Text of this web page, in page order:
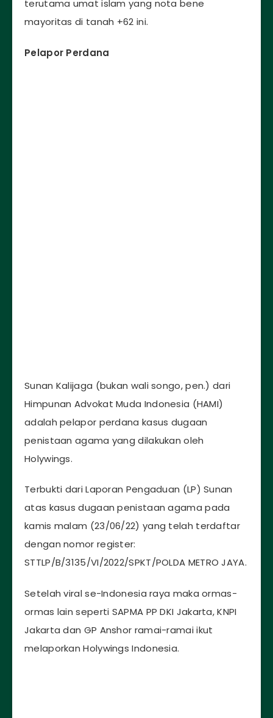
terutama umat islam yang nota bene
mayoritas di tanah +62 ini.
Pelapor Perdana
Sunan Kalijaga (bukan wali songo, pen.) dari
Himpunan Advokat Muda Indonesia (HAMI)
adalah pelapor perdana kasus dugaan
penistaan agama yang dilakukan oleh
Holywings.
Terbukti dari Laporan Pengaduan (LP) Sunan
atas kasus dugaan penistaan agama pada
kamis malam (23/06/22) yang telah terdaftar
dengan nomor register:
STTLP/B/3135/VI/2022/SPKT/POLDA METRO JAYA.
Setelah viral se-Indonesia raya maka ormas-
ormas lain seperti SAPMA PP DKI Jakarta, KNPI
Jakarta dan GP Anshor ramai-ramai ikut
melaporkan Holywings Indonesia.